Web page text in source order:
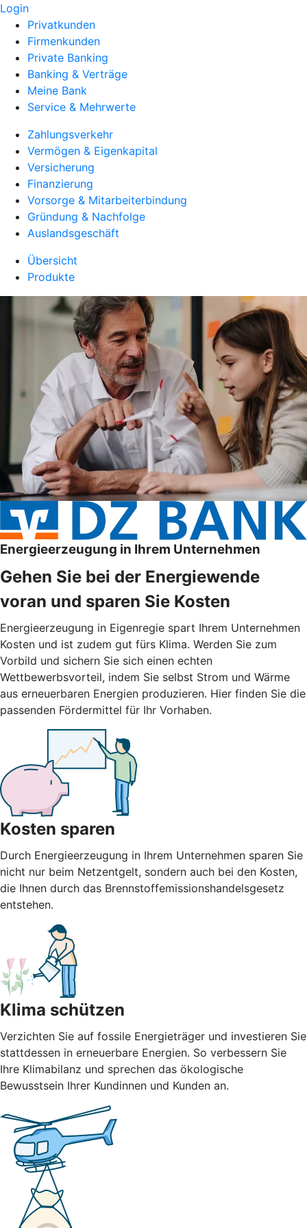
Login
Privatkunden
Firmenkunden
Private Banking
Banking & Verträge
Meine Bank
Service & Mehrwerte
Zahlungsverkehr
Vermögen & Eigenkapital
Versicherung
Finanzierung
Vorsorge & Mitarbeiterbindung
Gründung & Nachfolge
Auslandsgeschäft
Übersicht
Produkte
Energieerzeugung in Ihrem Unternehmen
Gehen Sie bei der Energiewende
voran und sparen Sie Kosten
Energieerzeugung in Eigenregie spart Ihrem Unternehmen
Kosten und ist zudem gut fürs Klima. Werden Sie zum
Vorbild und sichern Sie sich einen echten
Wettbewerbsvorteil, indem Sie selbst Strom und Wärme
aus erneuerbaren Energien produzieren. Hier finden Sie die
passenden Fördermittel für Ihr Vorhaben.
Kosten sparen
Durch Energieerzeugung in Ihrem Unternehmen sparen Sie
nicht nur beim Netzentgelt, sondern auch bei den Kosten,
die Ihnen durch das Brennstoffemissionshandelsgesetz
entstehen.
Klima schützen
Verzichten Sie auf fossile Energieträger und investieren Sie
stattdessen in erneuerbare Energien. So verbessern Sie
Ihre Klimabilanz und sprechen das ökologische
Bewusstsein Ihrer Kundinnen und Kunden an.